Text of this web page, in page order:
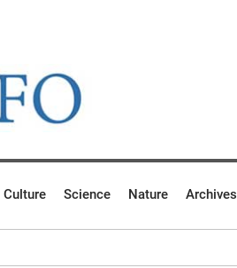
Culture Science Nature Archives